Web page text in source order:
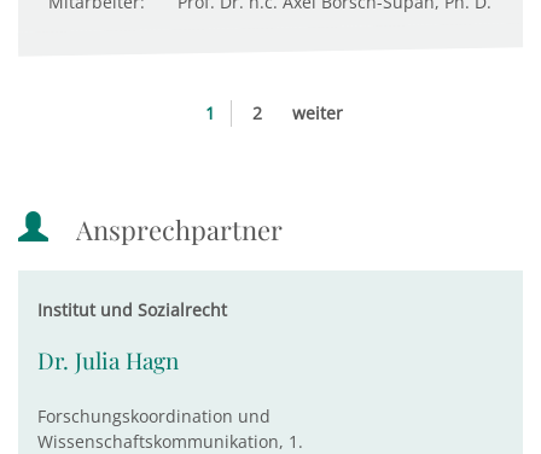
1 2 weiter
Ansprechpartner
Institut und Sozialrecht
Dr. Julia Hagn
Forschungskoordination und
Wissenschaftskommunikation, 1.